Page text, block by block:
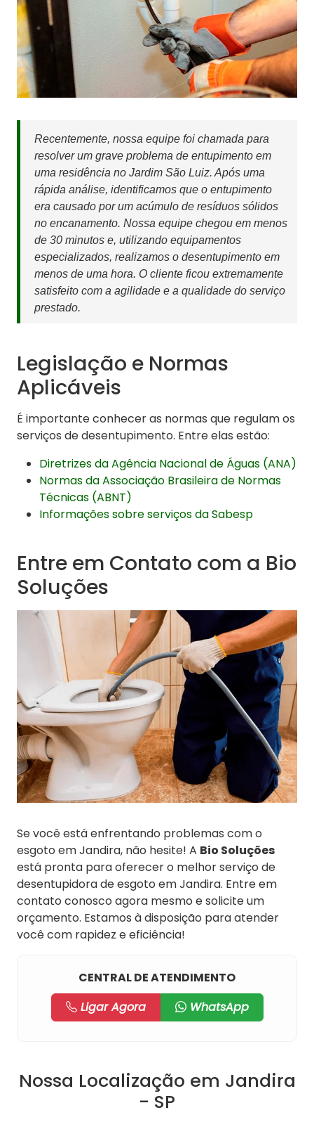
Recentemente, nossa equipe foi chamada para
resolver um grave problema de entupimento em
uma residência no Jardim São Luiz. Após uma
rápida análise, identificamos que o entupimento
era causado por um acúmulo de resíduos sólidos
no encanamento. Nossa equipe chegou em menos
de 30 minutos e, utilizando equipamentos
especializados, realizamos o desentupimento em
menos de uma hora. O cliente ficou extremamente
satisfeito com a agilidade e a qualidade do serviço
prestado.
Legislação e Normas
Aplicáveis
É importante conhecer as normas que regulam os
serviços de desentupimento. Entre elas estão:
Diretrizes da Agência Nacional de Águas (ANA)
Normas da Associação Brasileira de Normas
Técnicas (ABNT)
Informações sobre serviços da Sabesp
Entre em Contato com a Bio
Soluções
Se você está enfrentando problemas com o
esgoto em Jandira, não hesite! A Bio Soluções
está pronta para oferecer o melhor serviço de
desentupidora de esgoto em Jandira. Entre em
contato conosco agora mesmo e solicite um
orçamento. Estamos à disposição para atender
você com rapidez e eficiência!
CENTRAL DE ATENDIMENTO
Ligar Agora
WhatsApp
Nossa Localização em Jandira
- SP